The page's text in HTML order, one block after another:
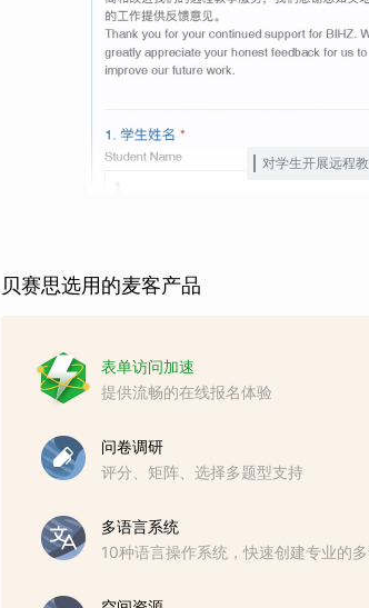
对学生开展远程
贝赛思选用的麦客产品
表单访问加速
提供流畅的在线报名体验
问卷调研
评分、矩阵、选择多题型支持
多语言系统
10种语言操作系统，快速创建专业的